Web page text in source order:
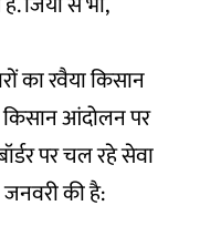
का रवैया किसान
किसान आंदोलन पर
पर चल रहे सेवा
की है: